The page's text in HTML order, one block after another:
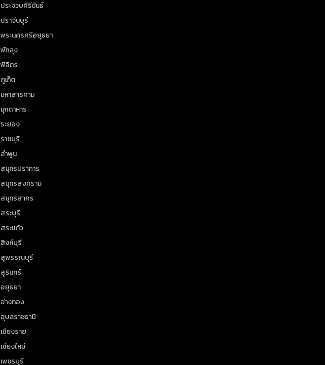
ประจวบคีรีขันธ์
ปราจีนบุรี
พระนครศรีอยุธยา
พัทลุง
พิจิตร
ภูเก็ต
มหาสารคาม
มุกดาหาร
ระยอง
ราชบุรี
ลำพูน
สมุทรปราการ
สมุทรสงคราม
สมุทรสาคร
สระบุรี
สระแก้ว
สิงห์บุรี
สุพรรณบุรี
สุรินทร์
อยุธยา
อ่างทอง
อุบลราชธานี
เชียงราย
เชียงใหม่
เพชรบุรี